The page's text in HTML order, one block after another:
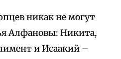
никак не могут
Алфановы: Никита,
и Исаакий –